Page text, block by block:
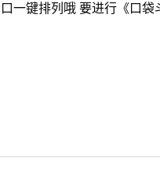
一键排列哦 要进行《口袋